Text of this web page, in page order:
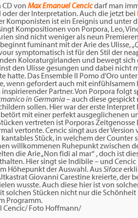
CD von Max Emanuel Cencicdarf man
der Interpretation. Auch die jetzt bei
Komponisten ist ein Ereignis und unter
Kompositionen von Porpora, Leo,
sind nicht weniger als neun
fuminant mit der Arie des Ulisse,
symptomatisch ist für den Stil der
Koloraturgirlanden und bewegt sich
den Ulisse gesungen und dabei
hatte. Das Ensemble Il Pomo d’Oro
wenn gefordert auch mit
Partner. Von Porpora folgt
in Germania– auch diese
sollen. Hier war der erste
betört mit einer perfekt ausgeglichenen
vertreten ist Porporas
vertonte. Cencic singt aus der Version
Stück, in welchem der
willkommenen Ruhepunkt zwischen
die Arie „Non fidi al mar“ , doch ist
Hier singt sie Indibile – und
Höhepunkt der Auswahl. AusSiface
Giovanni Carestine kreierte, der
wusste. Auch diese hier ist von
solchen Stücken nicht nur die
Programm.